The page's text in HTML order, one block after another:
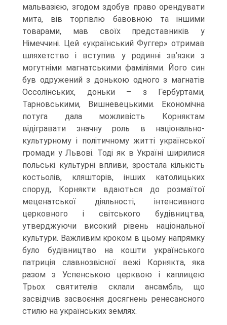
мальвазією, згодом здобув право орендувати
мита, вів торгівлю бавовною та іншими
товарами, мав своїх представників у
Німеччині. Цей «український Фуггер» отримав
шляхетство і вступив у родинні зв’язки з
могутніми магнатськими фаміліями. Його син
був одружений з донькою одного з магнатів
Оссолінських, доньки – з Гербуртами,
Тарновськими, Вишневецькими. Економічна
потуга дала можливість Корняктам
відігравати значну роль в національно-
культурному і політичному житті української
громади у Львові. Тоді як в Україні ширилися
польські культурні впливи, зростала кількість
костьолів, кляшторів, інших католицьких
споруд, Корнякти вдаються до розмаїтої
меценатської діяльності, інтенсивного
церковного і світського будівництва,
утверджуючи високий рівень національної
культури. Важливим кроком в цьому напрямку
було будівництво на кошти українського
патриція славнозвісної вежі Корнякта, яка
разом з Успенською церквою і каплицею
Трьох святителів склали ансамбль, що
засвідчив засвоєння досягнень ренесансного
стилю на українських землях.